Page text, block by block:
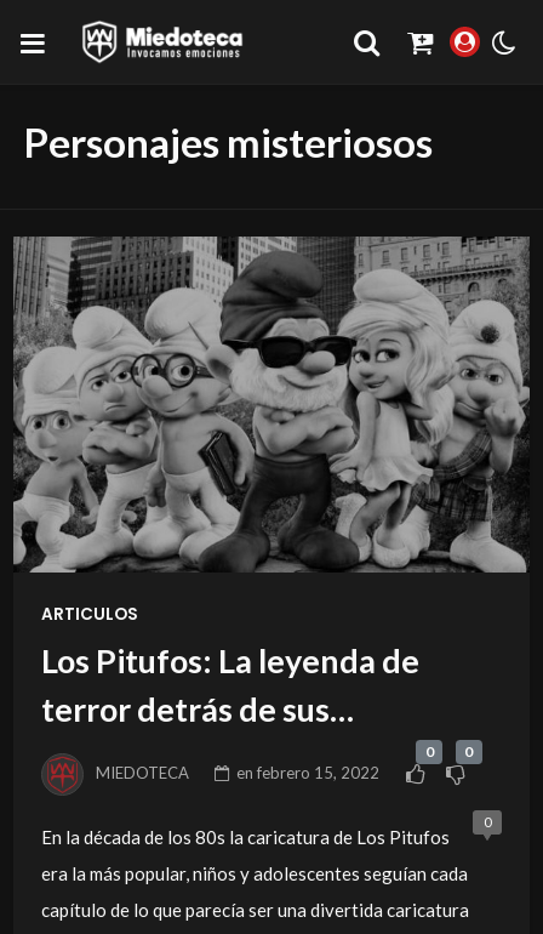
Personajes misteriosos
ARTICULOS
Los Pitufos: La leyenda de
terror detrás de sus
personajes.
MIEDOTECA enfebrero 15, 2022
0 0
0
En la década de los 80s la caricatura de Los Pitufos
era la más popular, niños y adolescentes seguían cada
capítulo de lo que parecía ser una divertida caricatura